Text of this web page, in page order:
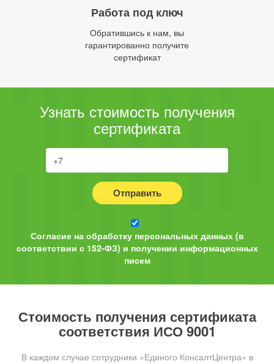
Работа под ключ
Обратившись к нам, вы
гарантированно получите
сертификат
Узнать стоимость получения
сертификата
Отправить
Согласие на обработку персональных данных (в
соответствии с 152-ФЗ) и получении информационных
писем
Стоимость получения сертификата
соответствия ИСО 9001
В каждом случае сотрудники «Единого КонсалтЦентра» в